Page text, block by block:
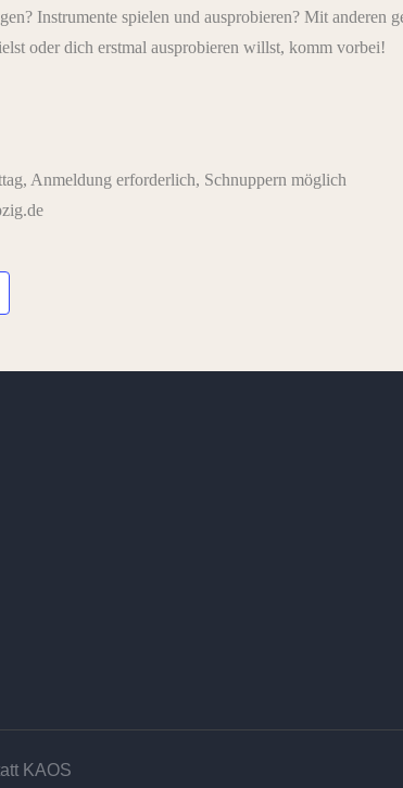
Instrumente spielen und ausprobieren? Mit anderen
oder dich erstmal ausprobieren willst, komm vorbei!
Anmeldung erforderlich, Schnuppern möglich
KAOS